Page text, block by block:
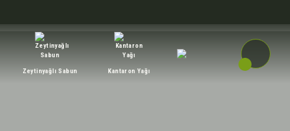
Zeytinyağlı Sabun Kantaron Yağı